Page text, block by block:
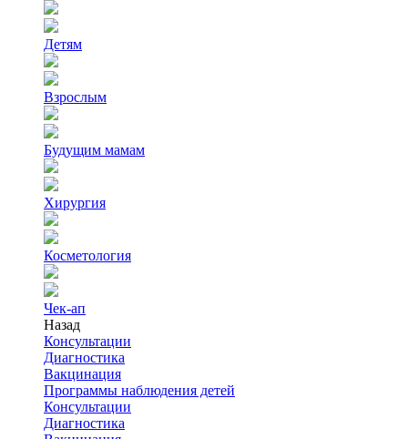
Детям
Взрослым
Будущим мамам
Хирургия
Косметология
Чек-ап
Назад
Консультации
Диагностика
Вакцинация
Программы наблюдения детей
Консультации
Диагностика